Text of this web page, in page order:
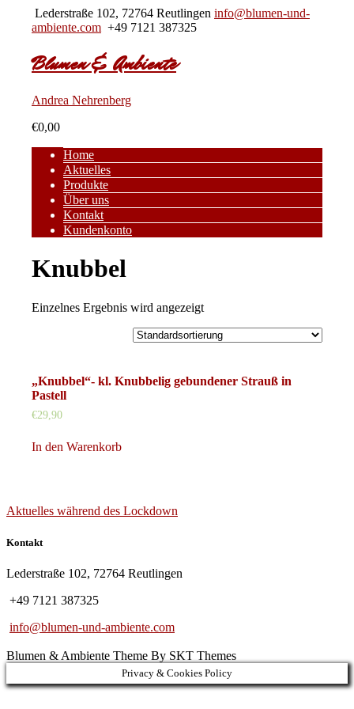
Lederstraße 102, 72764 Reutlingen info@blumen-und-
ambiente.com +49 7121 387325
Blumen & Ambiente
Andrea Nehrenberg
€0,00
Home
Aktuelles
Produkte
Über uns
Kontakt
Kundenkonto
Knubbel
Einzelnes Ergebnis wird angezeigt
„Knubbel“- kl. Knubbelig gebundener Strauß in
Pastell
€29,90
In den Warenkorb
Aktuelles während des Lockdown
Kontakt
Lederstraße 102, 72764 Reutlingen
+49 7121 387325
info@blumen-und-ambiente.com
Blumen & Ambiente Theme By SKT Themes
Privacy & Cookies Policy